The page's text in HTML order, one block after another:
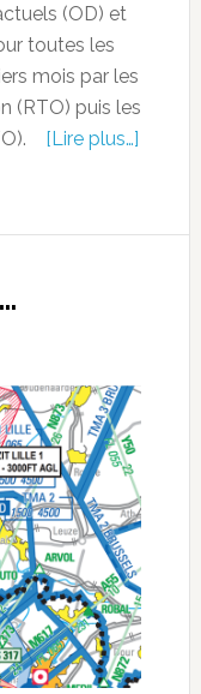
(OD) et
toutes les
mois par les
(RTO) puis les
[Lire plus…]